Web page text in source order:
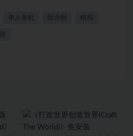
单人单机 回合制 模拟